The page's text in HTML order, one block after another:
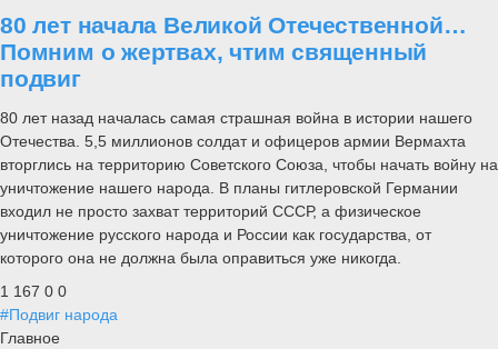
80 лет начала Великой Отечественной…
Помним о жертвах, чтим священный
подвиг
80 лет назад началась самая страшная война в истории нашего
Отечества. 5,5 миллионов солдат и офицеров армии Вермахта
вторглись на территорию Советского Союза, чтобы начать войну на
уничтожение нашего народа. В планы гитлеровской Германии
входил не просто захват территорий СССР, а физическое
уничтожение русского народа и России как государства, от
которого она не должна была оправиться уже никогда.
1 167 0 0
#Подвиг народа
Главное